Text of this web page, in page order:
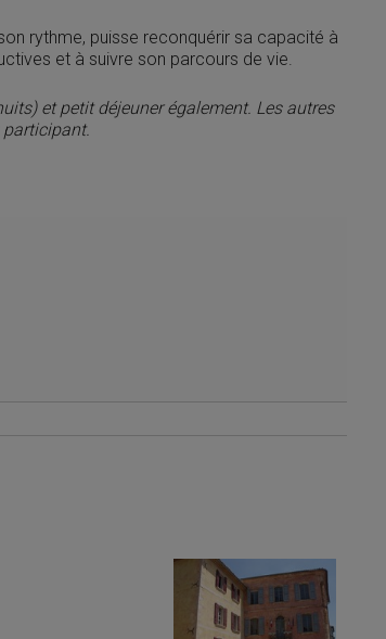
rythme, puisse reconquérir sa capacité à
et à suivre son parcours de vie.
et petit déjeuner également. Les autres